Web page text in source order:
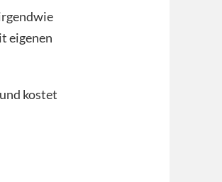
eigenen
kostet